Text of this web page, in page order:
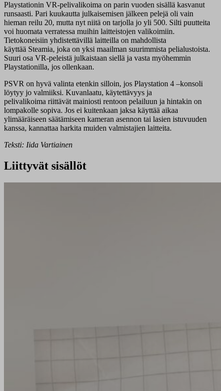
Playstationin VR-pelivalikoima on parin vuoden sisällä kasvanut
runsaasti. Pari kuukautta julkaisemisen jälkeen pelejä oli vain
hieman reilu 20, mutta nyt niitä on tarjolla jo yli 500. Silti puutteita
voi huomata verratessa muihin laitteistojen valikoimiin.
Tietokoneisiin yhdistettävillä laitteilla on mahdollista
käyttää Steamia, joka on yksi maailman suurimmista pelialustoista.
Suuri osa VR-peleistä julkaistaan siellä ja vasta myöhemmin
Playstationilla, jos ollenkaan.
PSVR on hyvä valinta etenkin silloin, jos Playstation 4 –konsoli
löytyy jo valmiiksi. Kuvanlaatu, käytettävyys ja
pelivalikoima riittävät mainiosti rentoon pelailuun ja hintakin on
lompakolle sopiva. Jos ei kuitenkaan jaksa käyttää aikaa
ylimääräiseen säätämiseen kameran asennon tai lasien istuvuuden
kanssa, kannattaa harkita muiden valmistajien laitteita.
Teksti: Iida Vartiainen
Liittyvät sisällöt